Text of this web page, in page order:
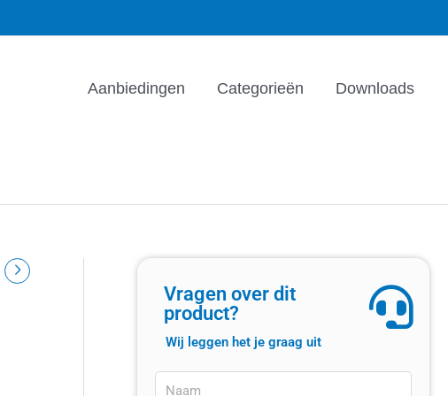
Aanbiedingen Categorieën Downloads
Vragen over dit
product?
Wij leggen het je graag uit